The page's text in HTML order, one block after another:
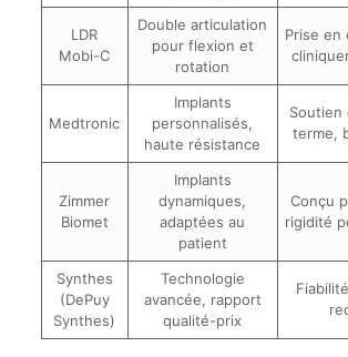
LDR
Mobi-C
Double articulation
pour flexion et
rotation
Prise en
Medtronic
Implants
personnalisés,
haute résistance
Soutien
terme,
Zimmer
Biomet
Implants
dynamiques,
adaptées au
patient
Conçu
rigidité
Synthes
(DePuy
Synthes)
Technologie
avancée, rapport
qualité-prix